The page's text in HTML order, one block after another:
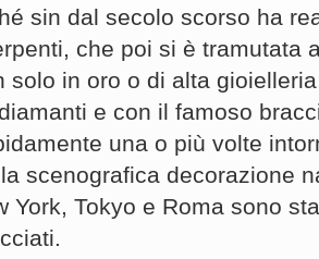
sin dal secolo scorso ha
che poi si è tramutata
solo in oro o di alta
e con il famoso
una o più volte
scenografica decorazione
York, Tokyo e Roma sono